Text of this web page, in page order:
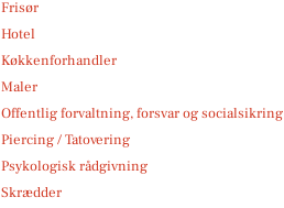
Frisør
Hotel
Køkkenforhandler
Maler
Offentlig forvaltning, forsvar og socialsikring
Piercing / Tatovering
Psykologisk rådgivning
Skrædder